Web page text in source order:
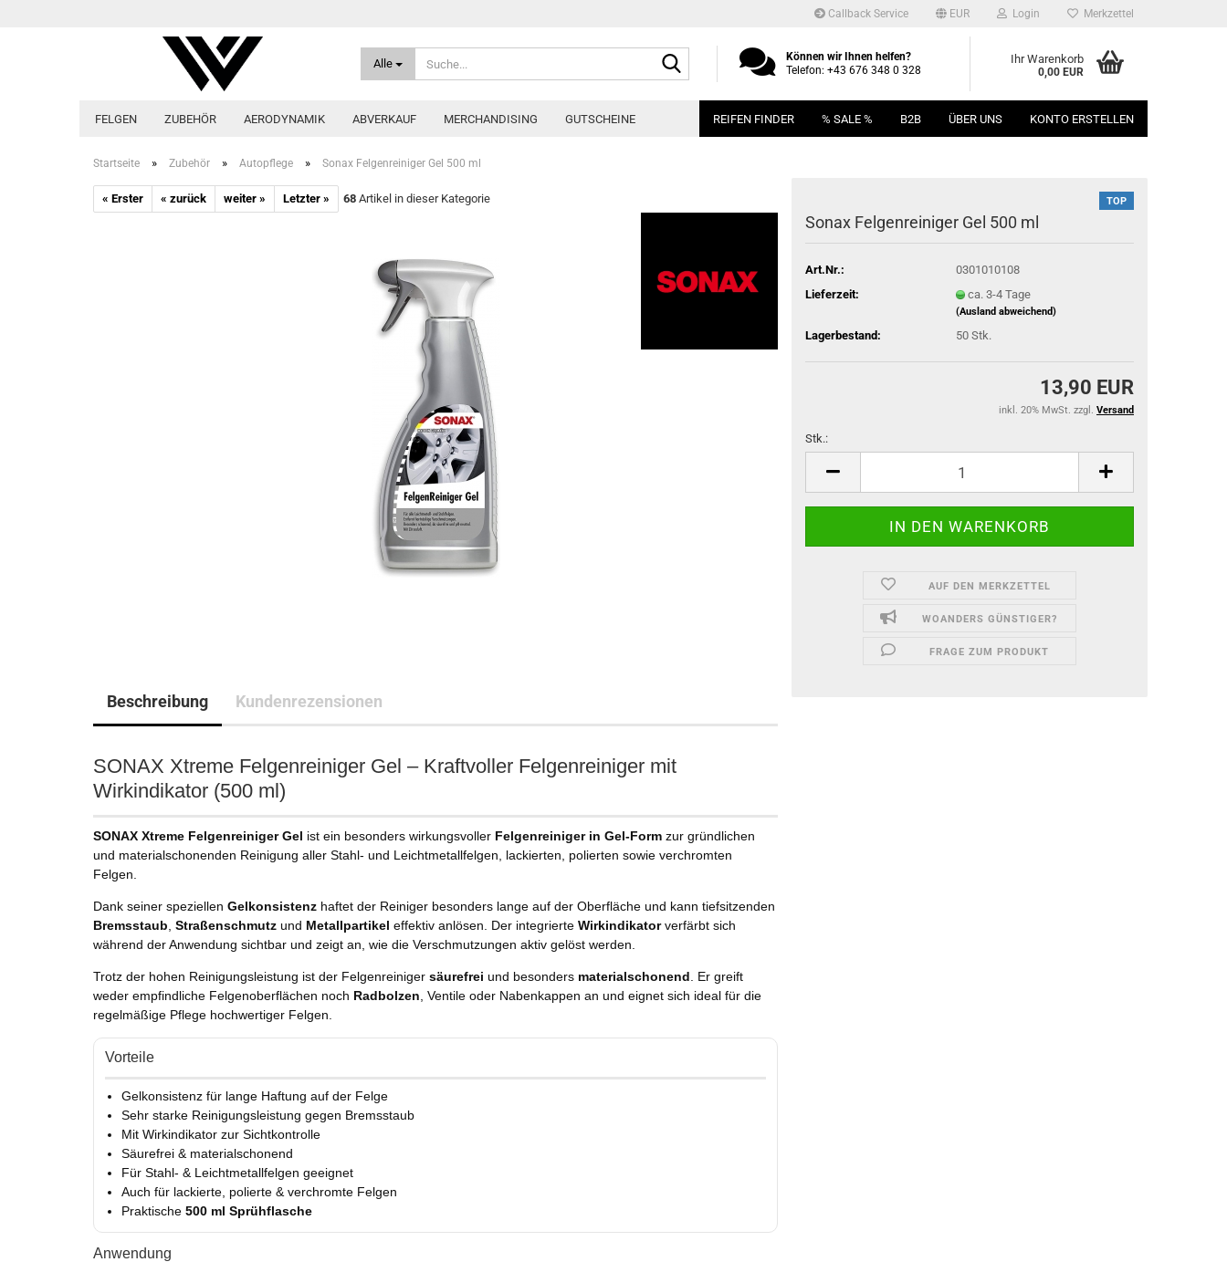
Callback Service EUR Login Merkzettel
Alle
Können wir Ihnen helfen?
Telefon: +43 676 348 0 328
Ihr Warenkorb
0,00 EUR
FELGEN ZUBEHÖR AERODYNAMIK ABVERKAUF MERCHANDISING GUTSCHEINE REIFEN FINDER % SALE % B2B ÜBER UNS KONTO ERSTELLEN
Startseite » Zubehör » Autopflege » Sonax Felgenreiniger Gel 500 ml
« Erster « zurück weiter » Letzter » 68 Artikel in dieser Kategorie TOP
Sonax Fel­gen­rei­ni­ger Gel 500 ml
Art.Nr.:
0301010108
Lieferzeit:
ca. 3-4 Tage
(Ausland abweichend)
Lagerbestand: 50 Stk.
13,90 EUR
inkl. 20% MwSt. zzgl. Versand
Stk.:
AUF DEN MERKZETTEL
WOANDERS GÜNSTIGER?
FRAGE ZUM PRODUKT
Beschreibung Kundenrezensionen
SONAX Xtreme Felgenreiniger Gel – Kraftvoller Felgenreiniger mit
Wirkindikator (500 ml)
SONAX Xtreme Felgenreiniger Gel ist ein besonders wirkungsvoller Felgenreiniger in Gel-Form zur gründlichen
und materialschonenden Reinigung aller Stahl- und Leichtmetallfelgen, lackierten, polierten sowie verchromten
Felgen.
Dank seiner speziellen Gelkonsistenz haftet der Reiniger besonders lange auf der Oberfläche und kann tiefsitzenden
Bremsstaub Straßenschmutz und Metallpartikel effektiv anlösen. Der integrierte Wirkindikatorverfärbt sich
während der Anwendung sichtbar und zeigt an, wie die Verschmutzungen aktiv gelöst werden.
Trotz der hohen Reinigungsleistung ist der Felgenreiniger säurefrei und besonders materialschonend . Er greift
weder empfindliche Felgenoberflächen noch Radbolzen , Ventile oder Nabenkappen an und eignet sich ideal für die
regelmäßige Pflege hochwertiger Felgen.
Vorteile
Gelkonsistenz für lange Haftung auf der Felge
Sehr starke Reinigungsleistung gegen Bremsstaub
Mit Wirkindikator zur Sichtkontrolle
Säurefrei & materialschonend
Für Stahl- & Leichtmetallfelgen geeignet
Auch für lackierte, polierte & verchromte Felgen
Praktische 500 ml Sprühflasche
Anwendung